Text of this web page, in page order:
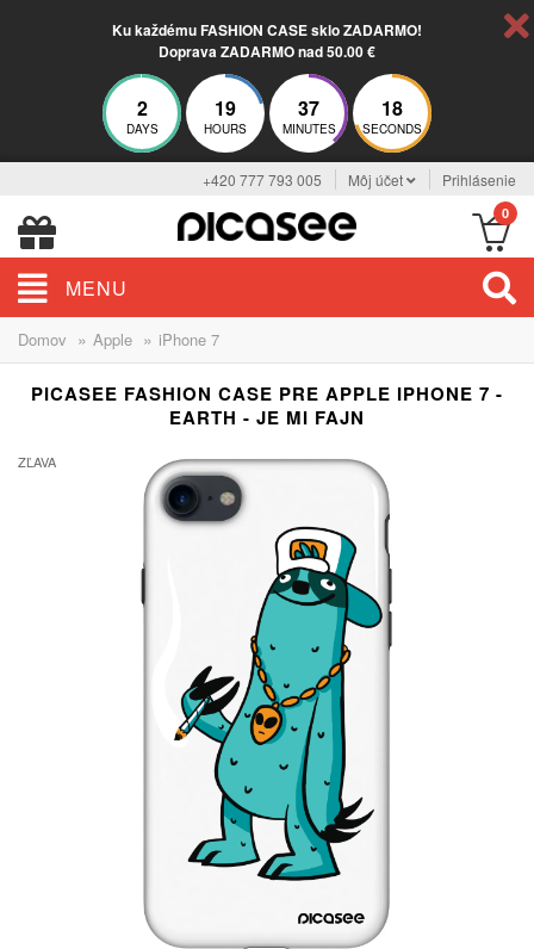
Ku každému FASHION CASE sklo ZADARMO!
Doprava ZADARMO nad 50.00 €
2
DAYS
19
HOURS
37
MINUTES
17
SECONDS
+420 777 793 005 Môj účet Prihlásenie
0
MENU
Domov » Apple » iPhone 7
PICASEE FASHION CASE PRE APPLE IPHONE 7 -
EARTH - JE MI FAJN
ZĽAVA